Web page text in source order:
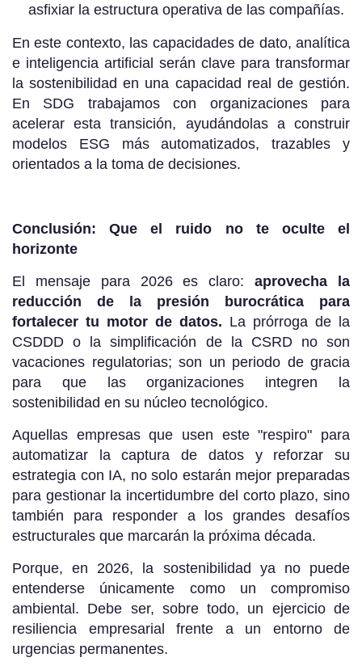
asfixiar la estructura operativa de las compañías.
En este contexto, las capacidades de dato, analítica
e inteligencia artificial serán clave para transformar
la sostenibilidad en una capacidad real de gestión.
En SDG trabajamos con organizaciones para
acelerar esta transición, ayudándolas a construir
modelos ESG más automatizados, trazables y
orientados a la toma de decisiones.
Conclusión: Que el ruido no te oculte el
horizonte
El mensaje para 2026 es claro:aprovecha la
reducción de la presión burocrática para
fortalecer tu motor de datos. La prórroga de la
CSDDD o la simplificación de la CSRD no son
vacaciones regulatorias; son un periodo de gracia
para que las organizaciones integren la
sostenibilidad en su núcleo tecnológico.
Aquellas empresas que usen este "respiro" para
automatizar la captura de datos y reforzar su
estrategia con IA, no solo estarán mejor preparadas
para gestionar la incertidumbre del corto plazo, sino
también para responder a los grandes desafíos
estructurales que marcarán la próxima década.
Porque, en 2026, la sostenibilidad ya no puede
entenderse únicamente como un compromiso
ambiental. Debe ser, sobre todo, un ejercicio de
resiliencia empresarial frente a un entorno de
urgencias permanentes.